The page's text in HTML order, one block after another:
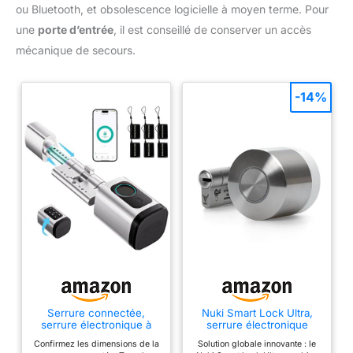
ou Bluetooth, et obsolescence logicielle à moyen terme. Pour
une porte d’entrée , il est conseillé de conserver un accès
mécanique de secours.
Serrure connectée,
serrure électronique à
longueur réglable Smart
Confirmez les dimensions de la
Nuki Smart Lock Ultra,
serrure électronique
Matter, Intégration
Solution globale innovante : le
-14%